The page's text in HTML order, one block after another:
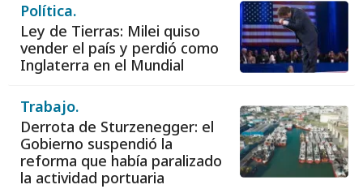
Política.
Ley de Tierras: Milei quiso
vender el país y perdió como
Inglaterra en el Mundial
Trabajo.
Derrota de Sturzenegger: el
Gobierno suspendió la
reforma que había paralizado
la actividad portuaria